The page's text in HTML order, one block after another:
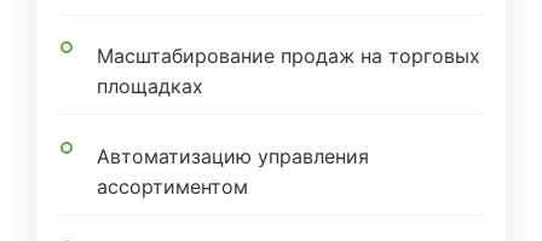
Масштабирование продаж на торговых
площадках
Автоматизацию управления
ассортиментом